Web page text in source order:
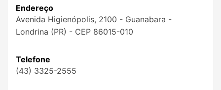
Endereço
Avenida Higienópolis, 2100 - Guanabara -
Londrina (PR) - CEP 86015-010
Telefone
(43) 3325-2555